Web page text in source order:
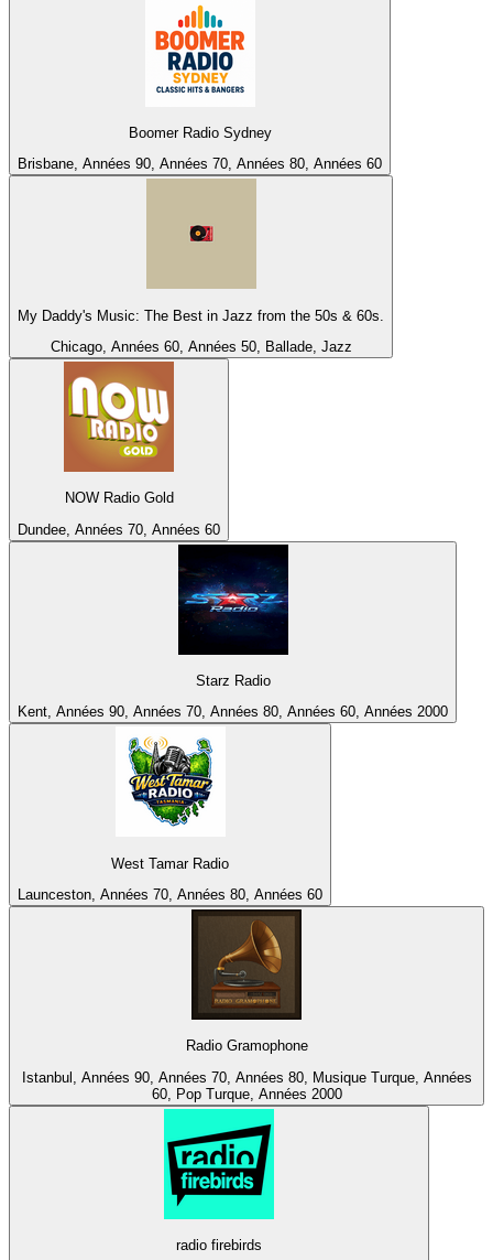
Boomer Radio Sydney
Brisbane, Années 90, Années 70, Années 80, Années 60
My Daddy's Music: The Best in Jazz from the 50s & 60s.
Chicago, Années 60, Années 50, Ballade, Jazz
NOW Radio Gold
Dundee, Années 70, Années 60
Starz Radio
Kent, Années 90, Années 70, Années 80, Années 60, Années 2000
West Tamar Radio
Launceston, Années 70, Années 80, Années 60
Radio Gramophone
Istanbul, Années 90, Années 70, Années 80, Musique Turque, Années
60, Pop Turque, Années 2000
radio firebirds